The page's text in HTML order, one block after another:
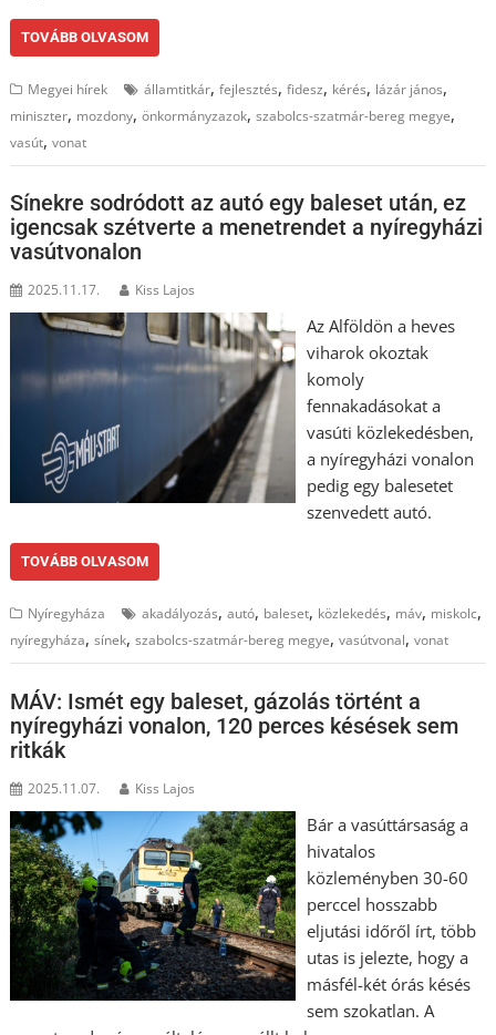
TOVÁBB OLVASOM
Megyei hírek államtitkár,fejlesztés,fidesz, kérés, lázár jános,
miniszter, mozdony,önkormányzazok,szabolcs-szatmár-bereg megye,
vasút,vonat
Sínekre sodródott az autó egy baleset után, ez
igencsak szétverte a menetrendet a nyíregyházi
vasútvonalon
2025.11.17. Kiss Lajos
Az Alföldön a heves
viharok okoztak
komoly
fennakadásokat a
vasúti közlekedésben,
a nyíregyházi vonalon
pedig egy balesetet
szenvedett autó.
TOVÁBB OLVASOM
Nyíregyháza akadályozás,autó, baleset, közlekedés, máv, miskolc,
nyíregyháza,sínek,szabolcs-szatmár-bereg megye,vasútvonal,vonat
MÁV: Ismét egy baleset, gázolás történt a
nyíregyházi vonalon, 120 perces késések sem
ritkák
2025.11.07. Kiss Lajos
Bár a vasúttársaság a
hivatalos
közleményben 30-60
perccel hosszabb
eljutási időről írt, több
utas is jelezte, hogy a
másfél-két órás késés
sem szokatlan. A